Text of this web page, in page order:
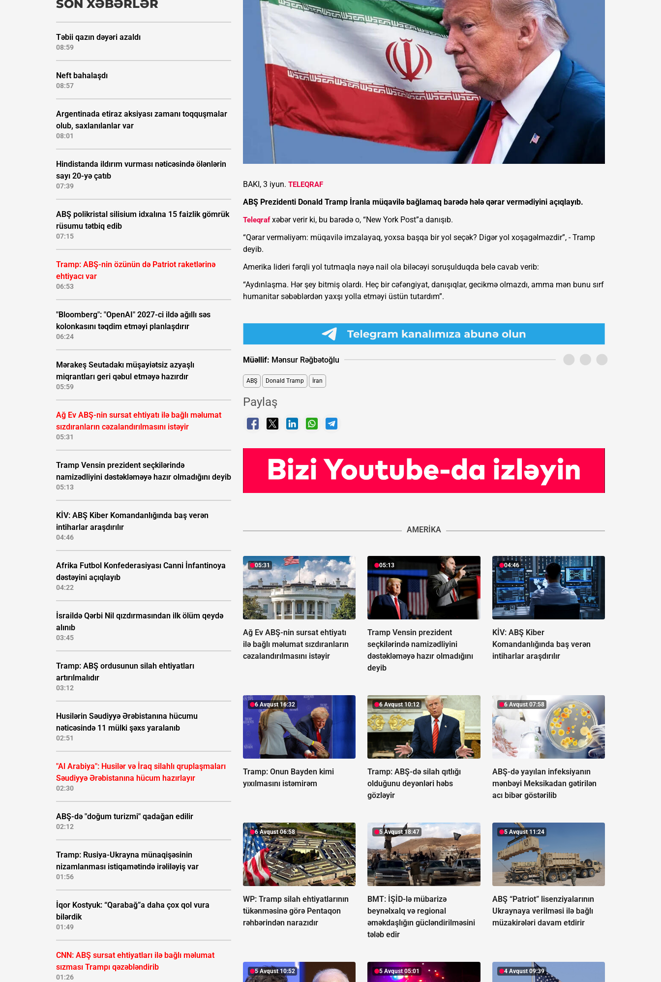
SON XƏBƏRLƏR
Təbii qazın dəyəri azaldı
08:59
Neft bahalaşdı
08:57
Argentinada etiraz aksiyası zamanı toqquşmalar
olub, saxlanılanlar var
08:01
Hindistanda ildırım vurması nəticəsində ölənlərin
sayı 20-yə çatıb
07:39
ABŞ polikristal silisium idxalına 15 faizlik gömrük
rüsumu tətbiq edib
07:15
Tramp: ABŞ-nin özünün də Patriot raketlərinə
ehtiyacı var
06:53
"Bloomberg": "OpenAI" 2027-ci ildə ağıllı səs
kolonkasını təqdim etməyi planlaşdırır
06:24
Mərakeş Seutadakı müşayiətsiz azyaşlı
miqrantları geri qəbul etməyə hazırdır
05:59
Ağ Ev ABŞ-nin sursat ehtiyatı ilə bağlı məlumat
sızdıranların cəzalandırılmasını istəyir
05:31
Tramp Vensin prezident seçkilərində
namizədliyini dəstəkləməyə hazır olmadığını deyib
05:13
KİV: ABŞ Kiber Komandanlığında baş verən
intiharlar araşdırılır
04:46
Afrika Futbol Konfederasiyası Canni İnfantinoya
dəstəyini açıqlayıb
04:22
İsraildə Qərbi Nil qızdırmasından ilk ölüm qeydə
alınıb
03:45
Tramp: ABŞ ordusunun silah ehtiyatları
artırılmalıdır
03:12
Husilərin Səudiyyə Ərəbistanına hücumu
nəticəsində 11 mülki şəxs yaralanıb
02:51
"Al Arabiya": Husilər və İraq silahlı qruplaşmaları
Səudiyyə Ərəbistanına hücum hazırlayır
02:30
ABŞ-də "doğum turizmi" qadağan edilir
02:12
Tramp: Rusiya-Ukrayna münaqişəsinin
nizamlanması istiqamətində irəliləyiş var
01:56
İqor Kostyuk: “Qarabağ”a daha çox qol vura
bilərdik
01:49
CNN: ABŞ sursat ehtiyatları ilə bağlı məlumat
sızması Trampı qəzəbləndirib
01:26
BAKI, 3 iyun. TELEQRAF
ABŞ Prezidenti Donald Tramp İranla müqavilə bağlamaq barədə hələ qərar vermədiyini açıqlayıb.
Teleqrafxəbər verir ki, bu barədə o, “New York Post”a danışıb.
“Qərar verməliyəm: müqavilə imzalayaq, yoxsa başqa bir yol seçək? Digər yol xoşagəlməzdir”, - Tramp
deyib.
Amerika lideri fərqli yol tutmaqla nəyə nail ola biləcəyi soruşulduqda belə cavab verib:
“Aydınlaşma. Hər şey bitmiş olardı. Heç bir cəfəngiyat, danışıqlar, gecikmə olmazdı, amma mən bunu sırf
humanitar səbəblərdən yaxşı yolla etməyi üstün tutardım”.
Müəllif: Mənsur Rəğbətoğlu
ABŞ Donald Tramp İran
Paylaş
AMERIKA
05:31
Ağ Ev ABŞ-nin sursat ehtiyatı
ilə bağlı məlumat sızdıranların
cəzalandırılmasını istəyir
05:13
Tramp Vensin prezident
seçkilərində namizədliyini
dəstəkləməyə hazır olmadığını
deyib
04:46
KİV: ABŞ Kiber
Komandanlığında baş verən
intiharlar araşdırılır
6 Avqust 16:32
Tramp: Onun Bayden kimi
yıxılmasını istəmirəm
6 Avqust 10:12
Tramp: ABŞ-də silah qıtlığı
olduğunu deyənləri həbs
gözləyir
6 Avqust 07:58
ABŞ-də yayılan infeksiyanın
mənbəyi Meksikadan gətirilən
acı bibər göstərilib
6 Avqust 06:58
WP: Tramp silah ehtiyatlarının
tükənməsinə görə Pentaqon
rəhbərindən narazıdır
5 Avqust 18:47
BMT: İŞİD-lə mübarizə
beynəlxalq və regional
əməkdaşlığın gücləndirilməsini
tələb edir
5 Avqust 11:24
ABŞ “Patriot” lisenziyalarının
Ukraynaya verilməsi ilə bağlı
müzakirələri davam etdirir
5 Avqust 10:52 5 Avqust 05:01 4 Avqust 09:39